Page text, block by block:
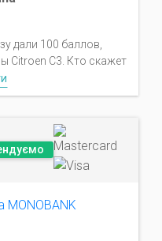
дали 100 баллов,
Citroen C3. Кто скажет